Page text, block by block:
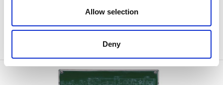
Allow selection
Deny
提供DSP硬件规划、设定及程序刻录方法
提供详尽的实验电路原理兴设计